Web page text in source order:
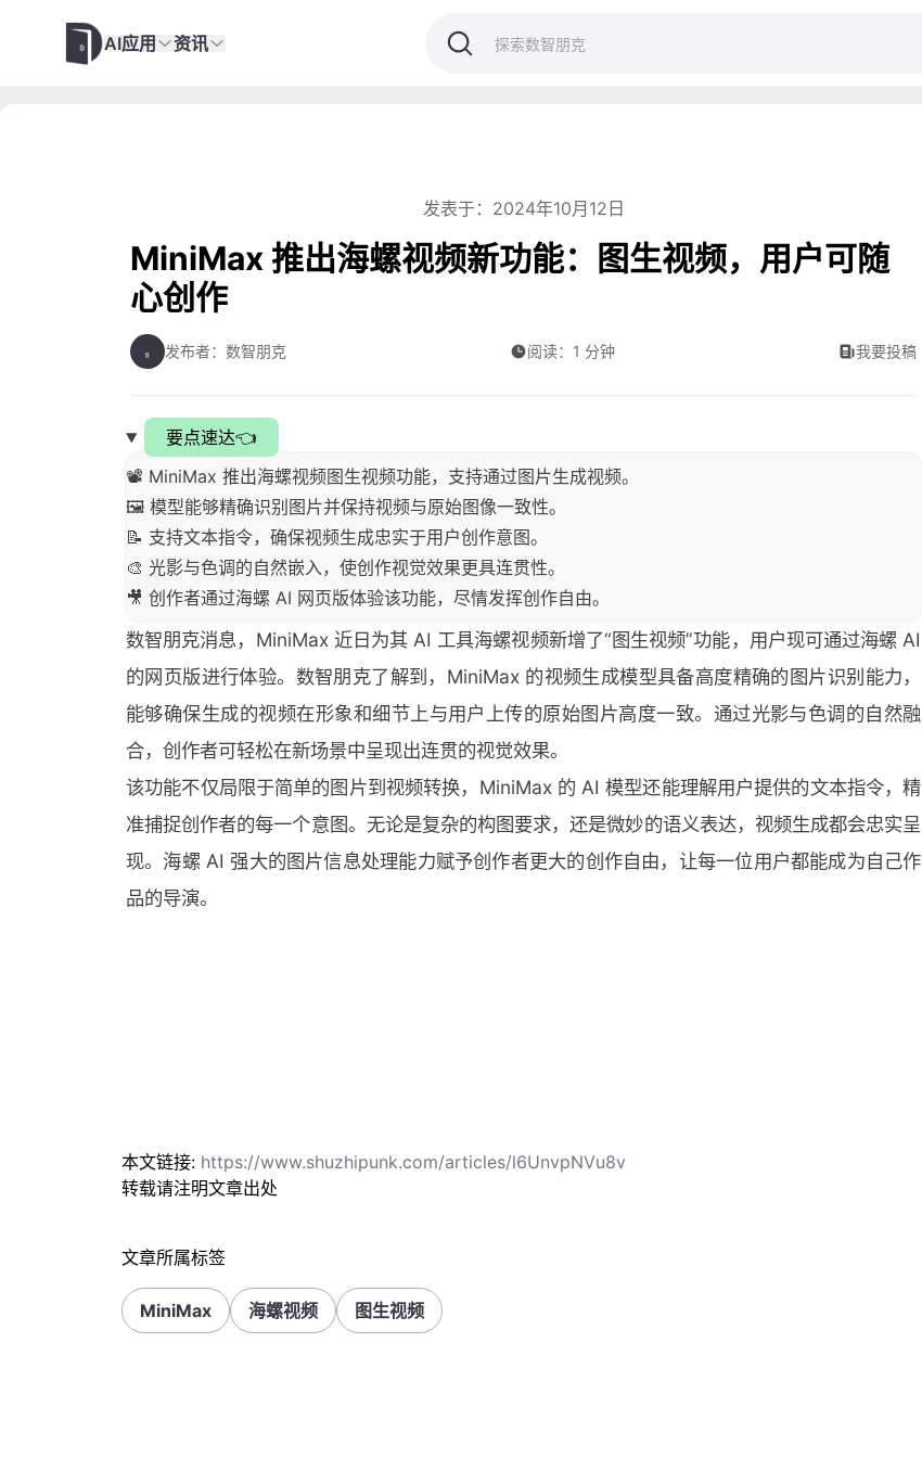
AI应用 资讯
发表于：2024年10月12日
MiniMax 推出海螺视频新功能：图生视频，用户可随
心创作
发布者：数智朋克 阅读：1 分钟 我要投稿
要点速达👈
📽️ MiniMax 推出海螺视频图生视频功能，支持通过图片生成视频。
🖼️ 模型能够精确识别图片并保持视频与原始图像一致性。
📝 支持文本指令，确保视频生成忠实于用户创作意图。
🎨 光影与色调的自然嵌入，使创作视觉效果更具连贯性。
🎥 创作者通过海螺 AI 网页版体验该功能，尽情发挥创作自由。
数智朋克消息，MiniMax 近日为其 AI 工具海螺视频新增了“图生视频”功能，用户现可通过海螺 AI
的网页版进行体验。数智朋克了解到，MiniMax 的视频生成模型具备高度精确的图片识别能力，
能够确保生成的视频在形象和细节上与用户上传的原始图片高度一致。通过光影与色调的自然融
合，创作者可轻松在新场景中呈现出连贯的视觉效果。
该功能不仅局限于简单的图片到视频转换，MiniMax 的 AI 模型还能理解用户提供的文本指令，精
准捕捉创作者的每一个意图。无论是复杂的构图要求，还是微妙的语义表达，视频生成都会忠实呈
现。海螺 AI 强大的图片信息处理能力赋予创作者更大的创作自由，让每一位用户都能成为自己作
品的导演。
本文链接: https://www.shuzhipunk.com/articles/l6UnvpNVu8v
转载请注明文章出处
文章所属标签
MiniMax 海螺视频 图生视频